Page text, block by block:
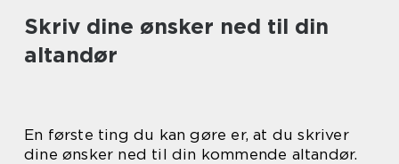
Skriv dine ønsker ned til din
altandør
En første ting du kan gøre er, at du skriver
dine ønsker ned til din kommende altandør.